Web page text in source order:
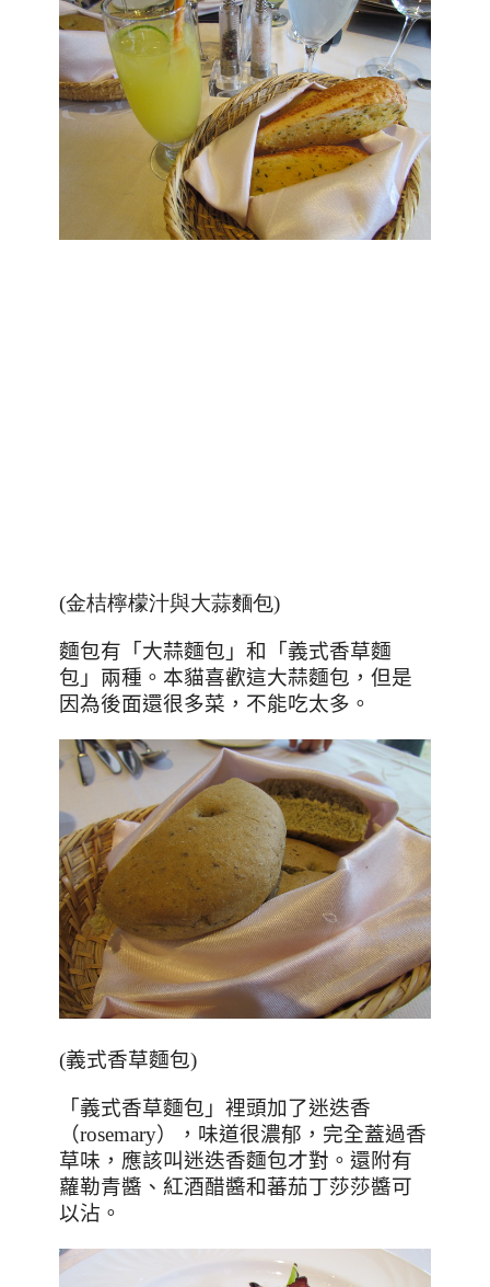
(金桔檸檬汁與大蒜麵包)
麵包有「大蒜麵包」和「義式香草麵
包」兩種。本貓喜歡這大蒜麵包，但是
因為後面還很多菜，不能吃太多。
(義式香草麵包)
「義式香草麵包」 裡頭加了迷迭香
（rosemary），味道很濃郁，完全蓋過香
草味，應該叫迷迭香麵包才對。 還附有
蘿勒青醬、紅酒醋醬和蕃茄丁莎莎醬可
以沾。